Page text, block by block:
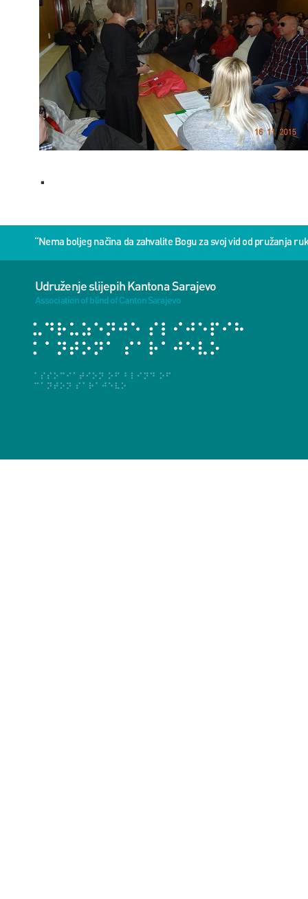
.
“Nema boljeg načina da zahvalite Bogu za svoj vid od pružanja
Udruženje slijepih Kantona Sarajevo
Association of blind of Canton Sarajevo